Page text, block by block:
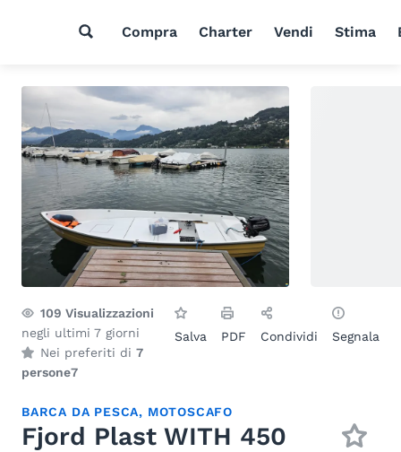
Compra Charter Vendi Stima
109 Visualizzazioni
negli ultimi 7 giorni
Nei preferiti di 7
persone7
Salva PDF Condividi Segnala
BARCA DA PESCA, MOTOSCAFO
Fjord Plast WITH 450